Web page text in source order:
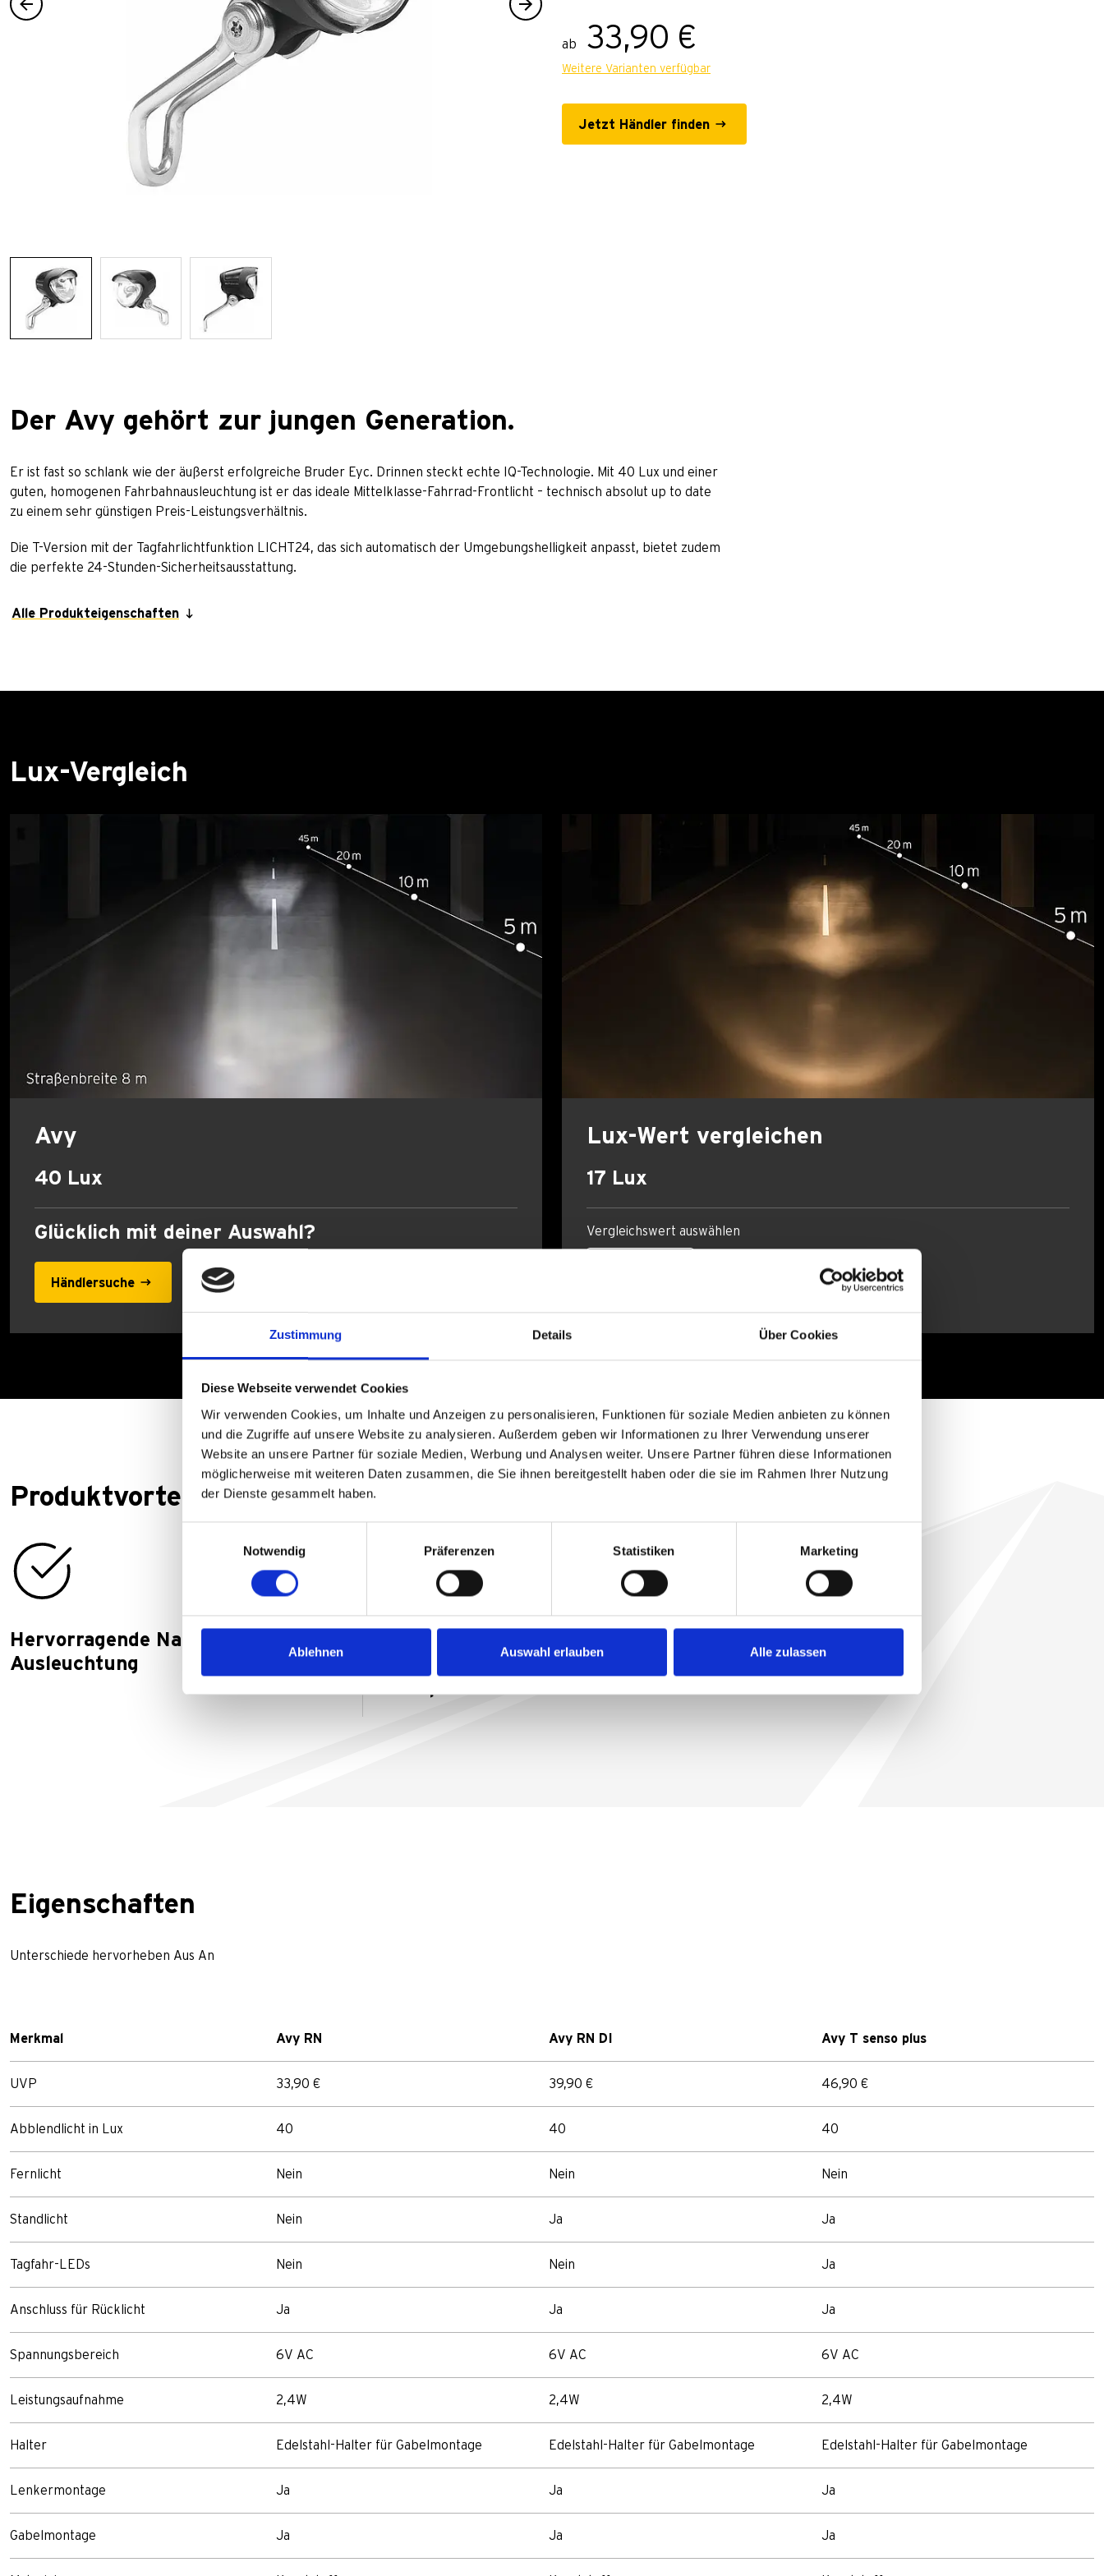
Zustimmung Details Über Cookies
Diese Webseite verwendet Cookies
Wir verwenden Cookies, um Inhalte und Anzeigen zu personalisieren, Funktionen für soziale Medien anbieten zu können
und die Zugriffe auf unsere Website zu analysieren. Außerdem geben wir Informationen zu Ihrer Verwendung unserer
Website an unsere Partner für soziale Medien, Werbung und Analysen weiter. Unsere Partner führen diese Informationen
möglicherweise mit weiteren Daten zusammen, die Sie ihnen bereitgestellt haben oder die sie im Rahmen Ihrer Nutzung
der Dienste gesammelt haben.
Notwendig
Präferenzen Statistiken Marketing
Ablehnen Auswahl erlauben Alle zulassen
ab 33,90 €
Weitere Varianten verfügbar
Jetzt Händler finden
Der Avy gehört zur jungen Generation.
Er ist fast so schlank wie der äußerst erfolgreiche Bruder Eyc. Drinnen steckt echte IQ-Technologie. Mit 40 Lux und einer
guten, homogenen Fahrbahnausleuchtung ist er das ideale Mittelklasse-Fahrrad-Frontlicht – technisch absolut up to date
zu einem sehr günstigen Preis-Leistungsverhältnis.
Die T-Version mit der Tagfahrlichtfunktion LICHT24, das sich automatisch der Umgebungshelligkeit anpasst, bietet zudem
die perfekte 24-Stunden-Sicherheitsausstattung.
Alle Produkteigenschaften
Lux-Vergleich
Avy
40 Lux
Glücklich mit deiner Auswahl?
Händlersuche
Lux-Wert vergleichen
17 Lux
Vergleichswert auswählen
Produktvorteile
Hervorragende Nahfeld-
Ausleuchtung
Eigenschaften
Unterschiede hervorheben Aus An
Merkmal Avy RN Avy RN DI Avy T senso plus
UVP 33,90 € 39,90 € 46,90 €
Abblendlicht in Lux 40 40 40
Fernlicht Nein Nein Nein
Standlicht Nein Ja Ja
Tagfahr-LEDs Nein Nein Ja
Anschluss für Rücklicht Ja Ja Ja
Spannungsbereich 6V AC 6V AC 6V AC
Leistungsaufnahme 2,4W 2,4W 2,4W
Halter Edelstahl-Halter für Gabelmontage Edelstahl-Halter für Gabelmontage Edelstahl-Halter für Gabelmontage
Lenkermontage Ja Ja Ja
Gabelmontage Ja Ja Ja